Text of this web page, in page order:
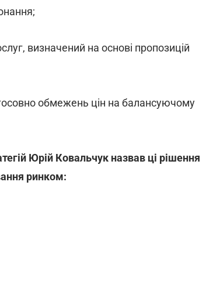
визначений на основі пропозицій
обмежень цін на балансуючому
Юрій Ковальчук назвав ці рішення
ринком: